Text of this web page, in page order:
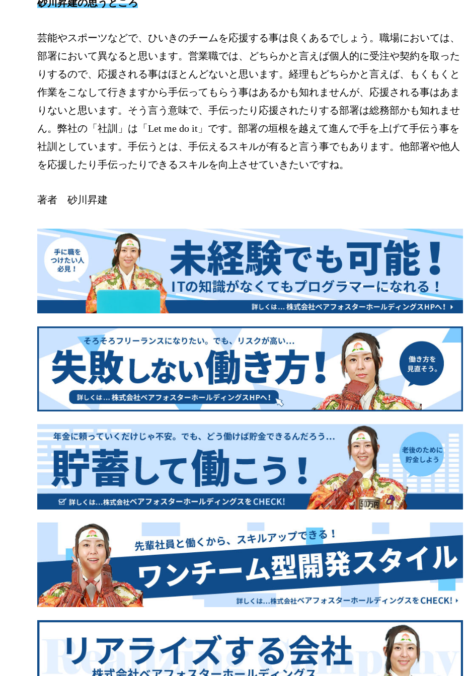
砂川昇建の思うところ
芸能やスポーツなどで、ひいきのチームを応援する事は良くあるでしょう。職場においては、
部署において異なると思います。営業職では、どちらかと言えば個人的に受注や契約を取った
りするので、応援される事はほとんどないと思います。経理もどちらかと言えば、もくもくと
作業をこなして行きますから手伝ってもらう事はあるかも知れませんが、応援される事はあま
りないと思います。そう言う意味で、手伝ったり応援されたりする部署は総務部かも知れませ
ん。弊社の「社訓」は「Let me do it」です。部署の垣根を越えて進んで手を上げて手伝う事を
社訓としています。手伝うとは、手伝えるスキルが有ると言う事でもあります。他部署や他人
を応援したり手伝ったりできるスキルを向上させていきたいですね。
著者 砂川昇建